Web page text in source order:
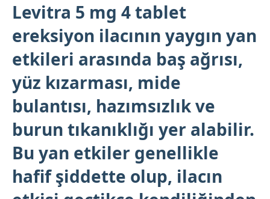
Levitra 5 mg 4 tablet
ereksiyon ilacının yaygın yan
etkileri arasında baş ağrısı,
yüz kızarması, mide
bulantısı, hazımsızlık ve
burun tıkanıklığı yer alabilir.
Bu yan etkiler genellikle
hafif şiddette olup, ilacın